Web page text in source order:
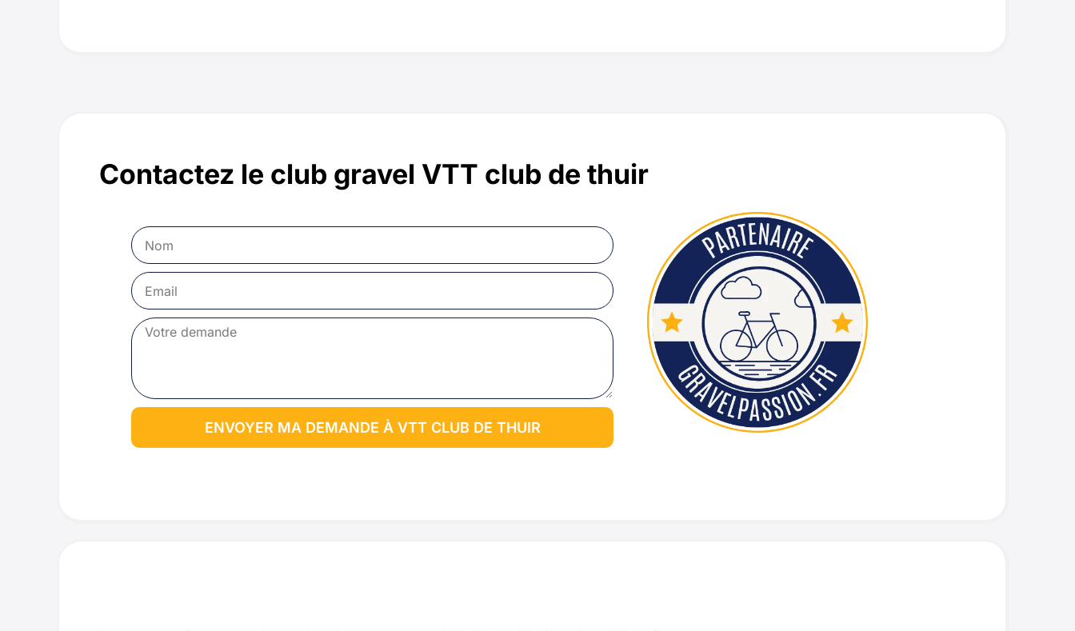
Contactez le club gravel VTT club de thuir
ENVOYER MA DEMANDE À VTT CLUB DE THUIR